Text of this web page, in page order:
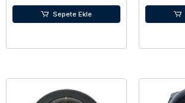
Sepete Ekle